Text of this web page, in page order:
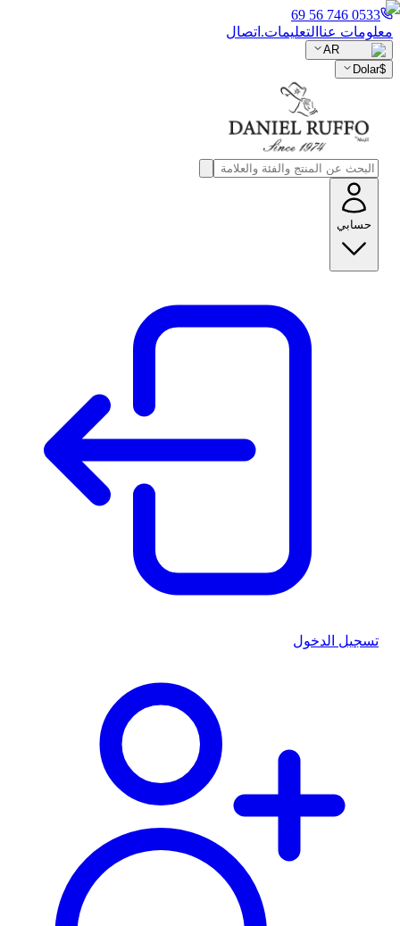
0533 746 56 69
معلومات عنا التعليمات. اتصال
AR
$
Dolar
حسابي
تسجيل الدخول